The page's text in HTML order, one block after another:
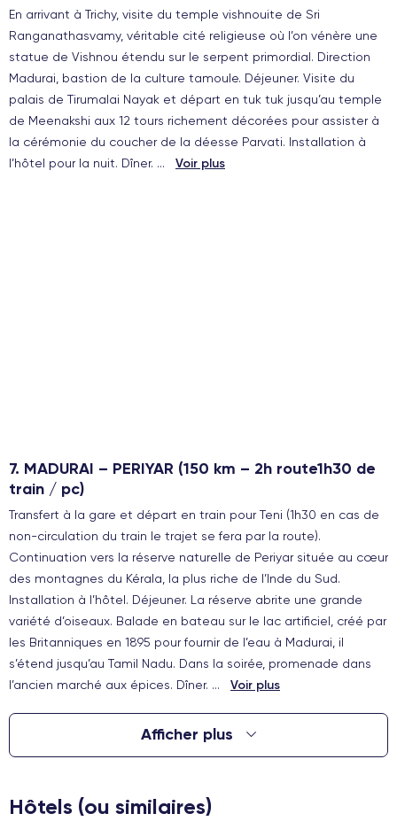
En arrivant à Trichy, visite du temple vishnouite de Sri
Ranganathasvamy, véritable cité religieuse où l’on vénère une
statue de Vishnou étendu sur le serpent primordial. Direction
Madurai, bastion de la culture tamoule. Déjeuner. Visite du
palais de Tirumalai Nayak et départ en tuk tuk jusqu’au temple
de Meenakshi aux 12 tours richement décorées pour assister à
la cérémonie du coucher de la déesse Parvati. Installation à
l’hôtel pour la nuit. Dîner. ... Voir plus
7. MADURAI – PERIYAR (150 km – 2h route1h30 de
train / pc)
Transfert à la gare et départ en train pour Teni (1h30 en cas de
non-circulation du train le trajet se fera par la route).
Continuation vers la réserve naturelle de Periyar située au cœur
des montagnes du Kérala, la plus riche de l’Inde du Sud.
Installation à l’hôtel. Déjeuner. La réserve abrite une grande
variété d’oiseaux. Balade en bateau sur le lac artificiel, créé par
les Britanniques en 1895 pour fournir de l’eau à Madurai, il
s’étend jusqu’au Tamil Nadu. Dans la soirée, promenade dans
l’ancien marché aux épices. Dîner. ... Voir plus
Afficher plus
Hôtels (ou similaires)